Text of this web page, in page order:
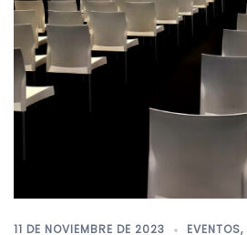
11 DE NOVIEMBRE DE 2023 EVENTOS,